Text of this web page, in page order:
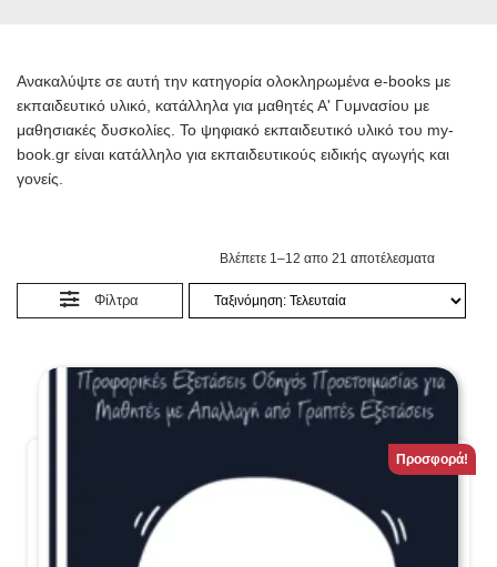
Ανακαλύψτε σε αυτή την κατηγορία ολοκληρωμένα e-books με
εκπαιδευτικό υλικό, κατάλληλα για μαθητές Α' Γυμνασίου με
μαθησιακές δυσκολίες. Το ψηφιακό εκπαιδευτικό υλικό του my-
book.gr είναι κατάλληλο για εκπαιδευτικούς ειδικής αγωγής και
γονείς.
Φίλτρα
Βλέπετε 1–12 απο 21 αποτέλεσματα
Προσφορά!